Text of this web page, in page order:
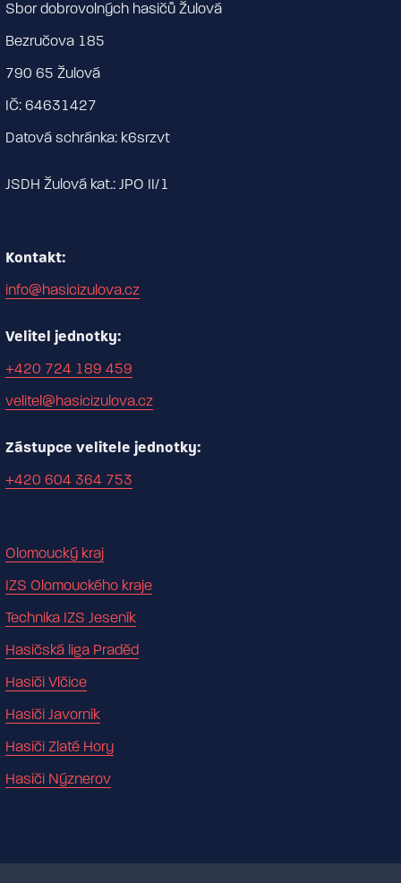
Sbor dobrovolných hasičů Žulová
Bezručova 185
790 65 Žulová
IČ: 64631427
Datová schránka: k6srzvt
JSDH Žulová kat.: JPO II/1
Kontakt:
info@hasicizulova.cz
Velitel jednotky:
+420 724 189 459
velitel@hasicizulova.cz
Zástupce velitele jednotky:
+420 604 364 753
Olomoucký kraj
IZS Olomouckého kraje
Technika IZS Jeseník
Hasičská liga Praděd
Hasiči Vlčice
Hasiči Javorník
Hasiči Zlaté Hory
Hasiči Nýznerov